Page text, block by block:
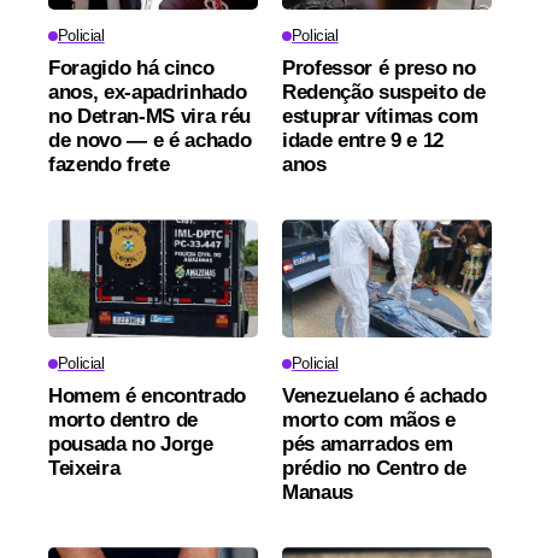
Policial
Foragido há cinco
anos, ex-apadrinhado
no Detran-MS vira réu
de novo — e é achado
fazendo frete
Policial
Professor é preso no
Redenção suspeito de
estuprar vítimas com
idade entre 9 e 12
anos
Policial
Homem é encontrado
morto dentro de
pousada no Jorge
Teixeira
Policial
Venezuelano é achado
morto com mãos e
pés amarrados em
prédio no Centro de
Manaus